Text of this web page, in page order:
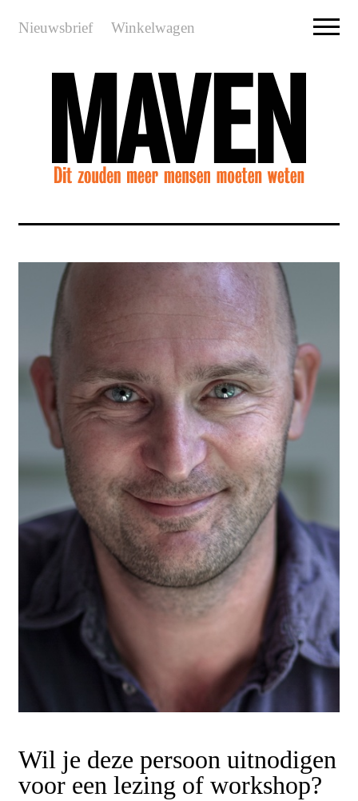
Nieuwsbrief Winkelwagen
Wil je deze persoon uitnodigen
voor een lezing of workshop?